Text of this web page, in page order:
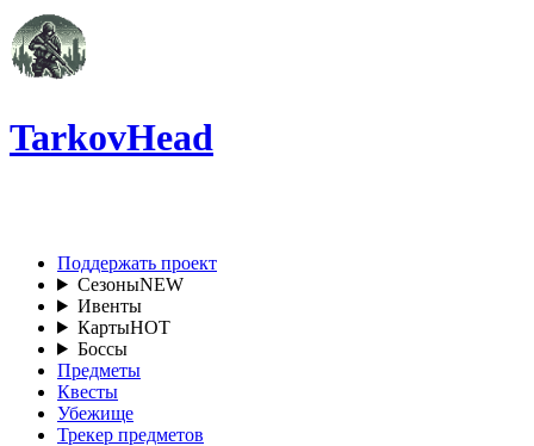
TarkovHead
Поддержать проект
СезоныNEW
Ивенты
КартыHOT
Боссы
Предметы
Квесты
Убежище
Трекер предметов